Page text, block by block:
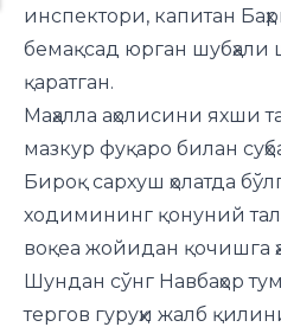
инспектори, капитан
бемақсад юрган шубҳали
қаратган.
Маҳалла аҳолисини яхши
мазкур фуқаро билан
Бироқ сархуш ҳолатда
ходимининг қонуний
воқеа жойидан қочишга
Шундан сўнг Навбаҳор
тергов гуруҳи жалб